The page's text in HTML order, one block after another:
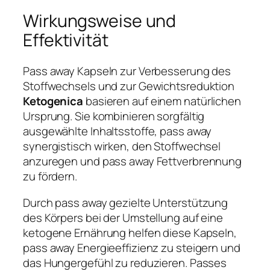
Wirkungsweise und
Effektivität
Pass away Kapseln zur Verbesserung des
Stoffwechsels und zur Gewichtsreduktion
Ketogenica basieren auf einem natürlichen
Ursprung. Sie kombinieren sorgfältig
ausgewählte Inhaltsstoffe, pass away
synergistisch wirken, den Stoffwechsel
anzuregen und pass away Fettverbrennung
zu fördern.
Durch pass away gezielte Unterstützung
des Körpers bei der Umstellung auf eine
ketogene Ernährung helfen diese Kapseln,
pass away Energieeffizienz zu steigern und
das Hungergefühl zu reduzieren. Passes